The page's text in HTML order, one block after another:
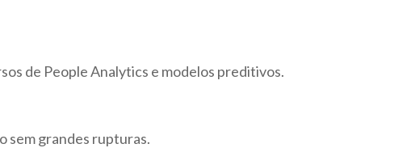
de People Analytics e modelos preditivos.
sem grandes rupturas.